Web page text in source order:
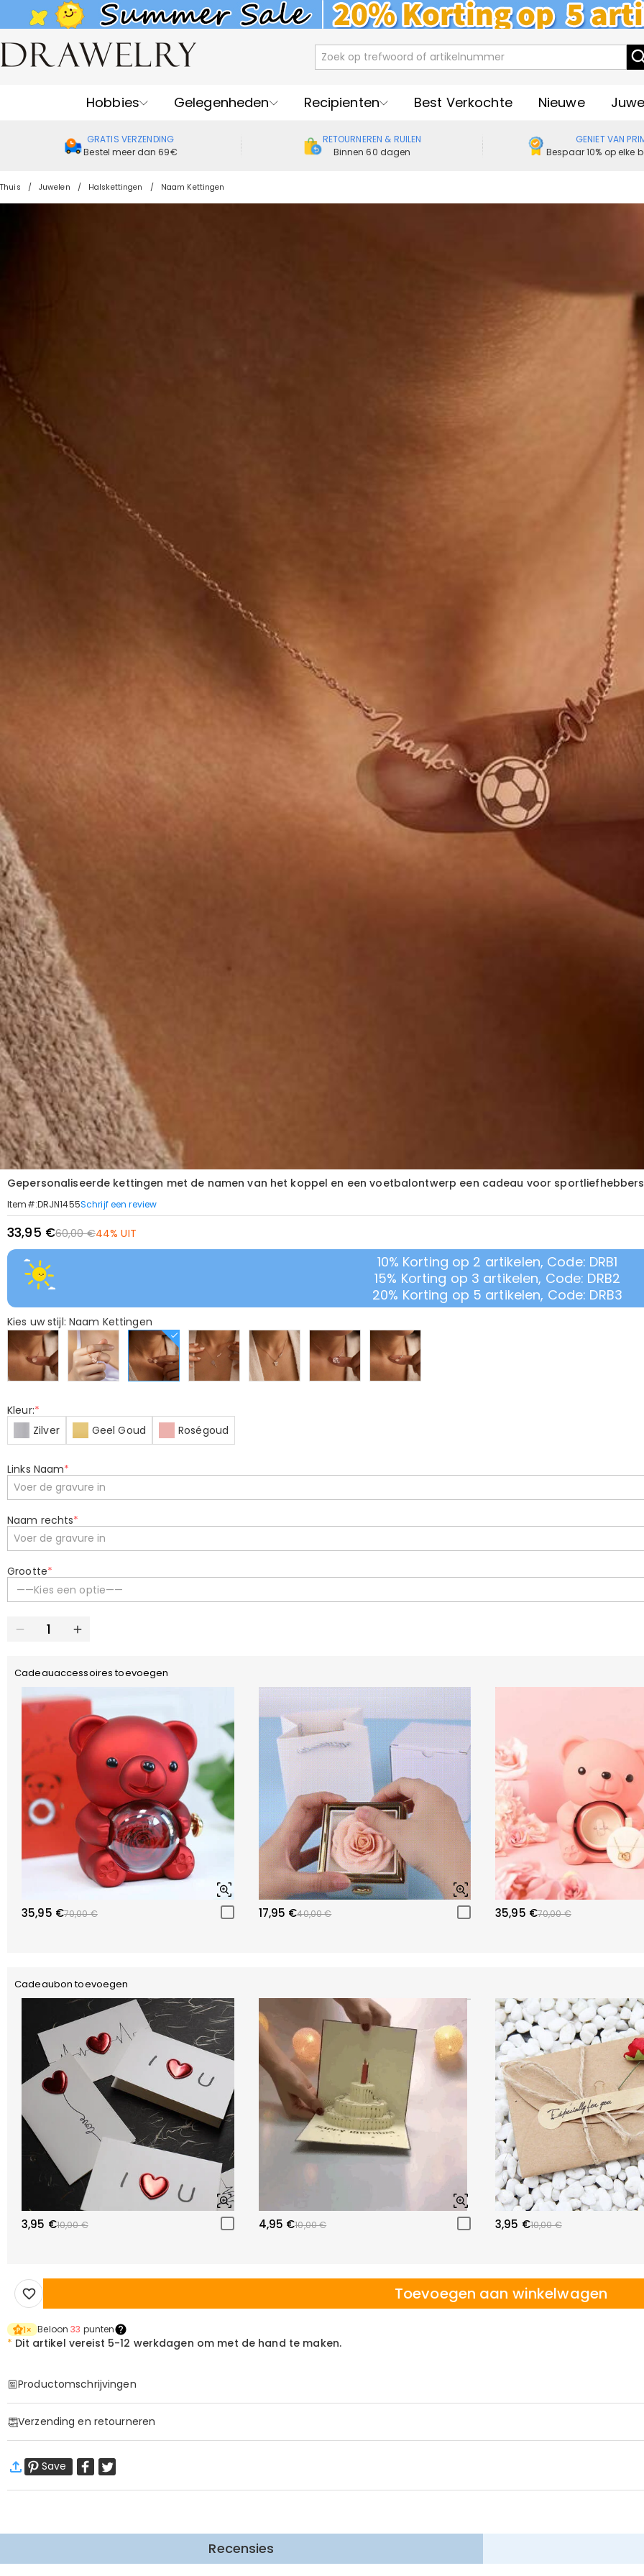
Hobbies Gelegenheden Recipienten Best Verkochte Nieuwe
GRATIS VERZENDING
Bestel meer dan 69€
RETOURNEREN & RUILEN
Binnen 60 dagen
GENIET VAN
Bespaar 10% op elke
Thuis Juwelen Halskettingen Naam Kettingen
Gepersonaliseerde kettingen met de namen van het koppel en een voetbalontwerp een cadeau voor sportliefhebbers
Item#:DRJN1455Schrijf een review
33,95 €60,00 €44% UIT
10% Korting op 2 artikelen, Code: DRB1
15% Korting op 3 artikelen, Code: DRB2
20% Korting op 5 artikelen, Code: DRB3
Kies uw stijl: Naam Kettingen
Kleur:*
Zilver
Geel Goud Roségoud
Links Naam*
Naam rechts*
Grootte*
——Kies een optie——
Cadeauaccessoires toevoegen
35,95 €70,00 € 17,95 €40,00 € 35,95 €70,00 €
Cadeaubon toevoegen
3,95 €10,00 € 4,95 €10,00 € 3,95 €10,00 €
Toevoegen aan winkelwagen
1× Beloon33 punten
* Dit artikel vereist 5-12 werkdagen om met de hand te maken.
Productomschrijvingen
Halsketting Informatie
Type ketting:Kruisketting
Materiaal:Koper
Verzending en retourneren
Wij willen dat u zich comfortabel en zeker voelt tijdens het winkelen, daarom bieden wij een eenvoudig 60-dagen retour-
Meer Informatie
Save
Recensies